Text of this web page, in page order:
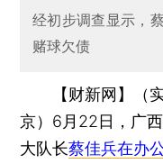
经初步调查显示，
赌球欠债
【财新网】（
京） 6月22日，广
大队长蔡佳兵在办